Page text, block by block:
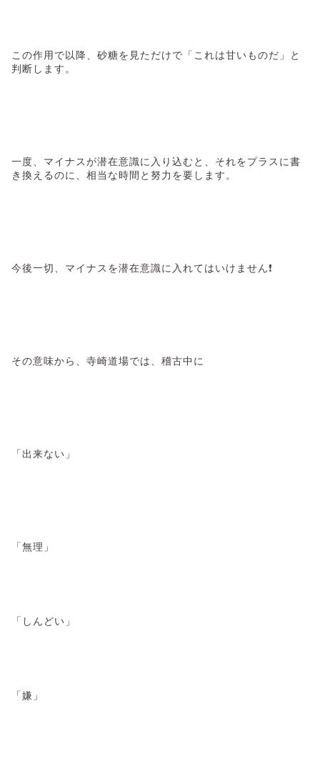
この作用で以降、砂糖を見ただけで「これは甘いものだ」と
判断します。
一度、マイナスが潜在意識に入り込むと、それをプラスに書
き換えるのに、相当な時間と努力を要します。
今後一切、マイナスを潜在意識に入れてはいけません❗
その意味から、寺崎道場では、稽古中に
「出来ない」
「無理」
「しんどい」
「嫌」